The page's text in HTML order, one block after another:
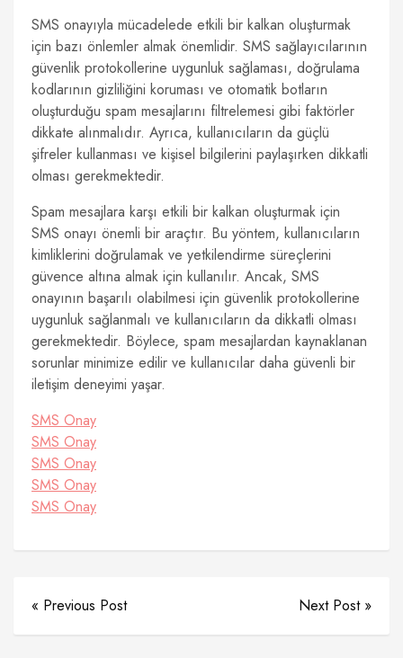
SMS onayıyla mücadelede etkili bir kalkan oluşturmak
için bazı önlemler almak önemlidir. SMS sağlayıcılarının
güvenlik protokollerine uygunluk sağlaması, doğrulama
kodlarının gizliliğini koruması ve otomatik botların
oluşturduğu spam mesajlarını filtrelemesi gibi faktörler
dikkate alınmalıdır. Ayrıca, kullanıcıların da güçlü
şifreler kullanması ve kişisel bilgilerini paylaşırken dikkatli
olması gerekmektedir.
Spam mesajlara karşı etkili bir kalkan oluşturmak için
SMS onayı önemli bir araçtır. Bu yöntem, kullanıcıların
kimliklerini doğrulamak ve yetkilendirme süreçlerini
güvence altına almak için kullanılır. Ancak, SMS
onayının başarılı olabilmesi için güvenlik protokollerine
uygunluk sağlanmalı ve kullanıcıların da dikkatli olması
gerekmektedir. Böylece, spam mesajlardan kaynaklanan
sorunlar minimize edilir ve kullanıcılar daha güvenli bir
iletişim deneyimi yaşar.
SMS Onay
SMS Onay
SMS Onay
SMS Onay
SMS Onay
« Previous Post Next Post »